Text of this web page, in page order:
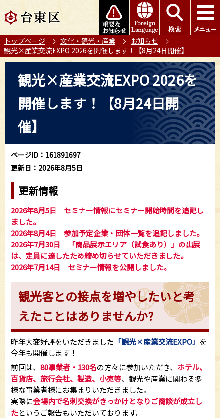
の
ー
ジ
このページの本文へ移動
トップページ 文化・観光・産業
お知らせ
観光×産業交流EXPO 2026を開催します！【8月24日開催】
観光×産業交流EXPO 2026を
開催します！【8月24日開
催】
ページID：161891697
更新日：2026年8月5日
更新情報
2026年8月5日 セミナー情報にセミナー開始時間を追記し
ました。
2026年8月4日 参加予定企業・団体一覧を追記しました。
2026年7月30日 「商品展示エリア（試食あり）」の出展
は、定員に達したため締め切らせていただきました。
2026年7月14日 セミナー情報を公開しました。
観光客との接点を増やしたいと考
えたことはありませんか?
昨年大変好評をいただきました 「観光×産業交流EXPO」 を
今年も開催します！
前回は、 80事業者・130名の方々に参加いただき、 ホテル、
百貨店、旅行会社、製造、小売等、観光や産業に関わる多
様な事業者様にお集まりいただきました。
実際に会場内で名刺交換がきっかけとなりご商談が成立し
たというご報告もいただいております。